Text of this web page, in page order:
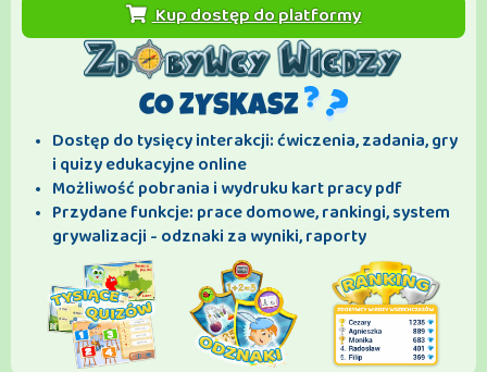
Kup dostęp do platformy
CO ZYSKASZ
Dostęp do tysięcy interakcji: ćwiczenia, zadania, gry
i quizy edukacyjne online
Możliwość pobrania i wydruku kart pracy pdf
Przydane funkcje: prace domowe, rankingi, system
grywalizacji - odznaki za wyniki, raporty